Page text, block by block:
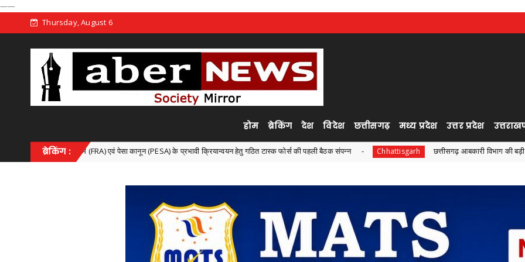
——
Thursday, August 6
होम ब्रेकिंग देश विदेश छत्तीसगढ़ मध्य प्रदेश उत्तर प्रदेश
ब्रेकिंग :
(FRA) एवं पेसा कानून (PESA) के प्रभावी क्रियान्वयन हेतु गठित टास्क फोर्स की पहली बैठक संपन्न Chhattisgarh छत्तीसगढ़ आबकारी विभाग की बड़ी कार्रवाई, ओवररेटिंग